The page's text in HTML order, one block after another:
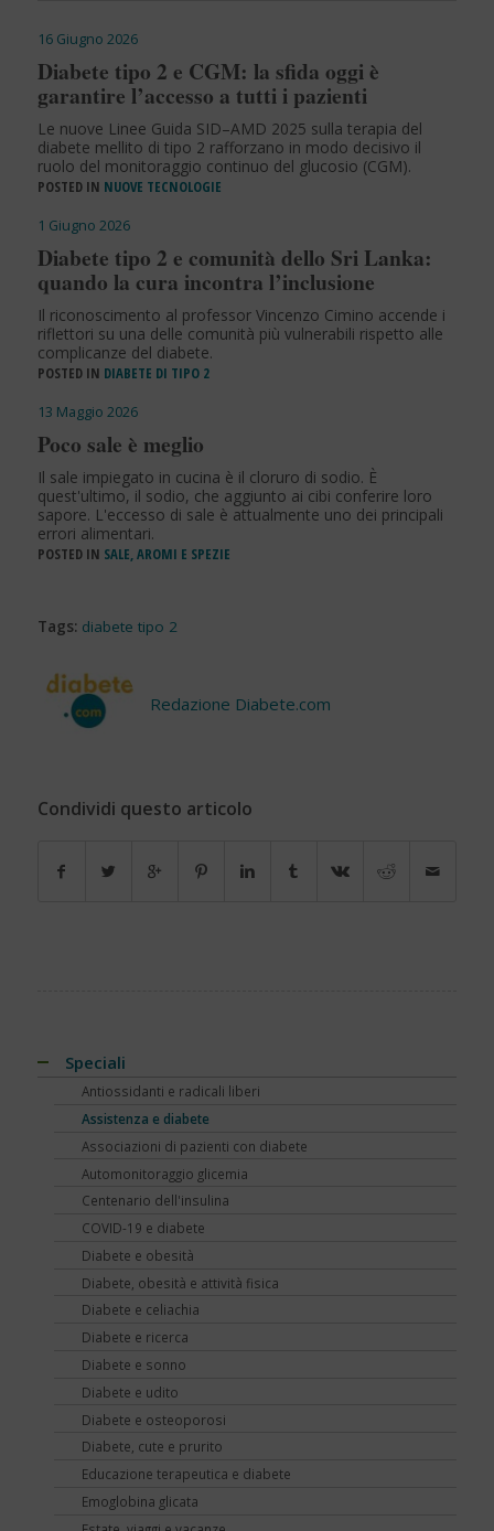
16 Giugno 2026
Diabete tipo 2 e CGM: la sfida oggi è
garantire l’accesso a tutti i pazienti
Le nuove Linee Guida SID–AMD 2025 sulla terapia del
diabete mellito di tipo 2 rafforzano in modo decisivo il
ruolo del monitoraggio continuo del glucosio (CGM).
POSTED IN NUOVE TECNOLOGIE
1 Giugno 2026
Diabete tipo 2 e comunità dello Sri Lanka:
quando la cura incontra l’inclusione
Il riconoscimento al professor Vincenzo Cimino accende i
riflettori su una delle comunità più vulnerabili rispetto alle
complicanze del diabete.
POSTED IN DIABETE DI TIPO 2
13 Maggio 2026
Poco sale è meglio
Il sale impiegato in cucina è il cloruro di sodio. È
quest'ultimo, il sodio, che aggiunto ai cibi conferire loro
sapore. L'eccesso di sale è attualmente uno dei principali
errori alimentari.
POSTED IN SALE, AROMI E SPEZIE
Tags: diabete tipo 2
Redazione Diabete.com
Condividi questo articolo
Speciali
Antiossidanti e radicali liberi
Assistenza e diabete
Associazioni di pazienti con diabete
Automonitoraggio glicemia
Centenario dell'insulina
COVID-19 e diabete
Diabete e obesità
Diabete, obesità e attività fisica
Diabete e celiachia
Diabete e ricerca
Diabete e sonno
Diabete e udito
Diabete e osteoporosi
Diabete, cute e prurito
Educazione terapeutica e diabete
Emoglobina glicata